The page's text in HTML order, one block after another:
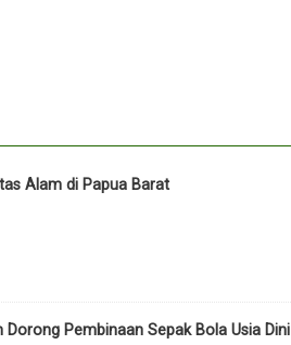
Alam di Papua Barat
Pembinaan Sepak Bola Usia Dini